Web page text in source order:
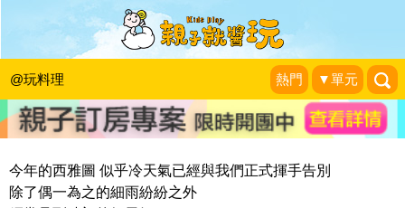
@玩料理 熱門 ▼單元
經典蛤蜊巧達湯DIY！免用鮮奶油的香
濃口感
羅比媽の育兒與實驗廚房|2015-03-05
今年的西雅圖 似乎冷天氣已經與我們正式揮手告別
除了偶一為之的細雨紛紛之外